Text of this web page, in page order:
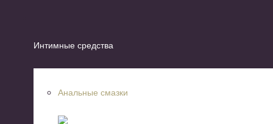
Интимные средства
Анальные смазки